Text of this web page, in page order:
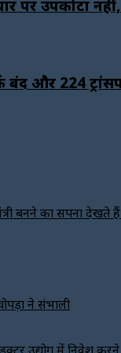
पर उपकोटा
और 224
बनने का सपना देखते हैं-
ने संभाली